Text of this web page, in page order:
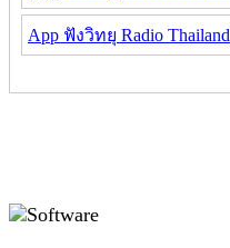
App ฟังวิทยุ Radio Thailand